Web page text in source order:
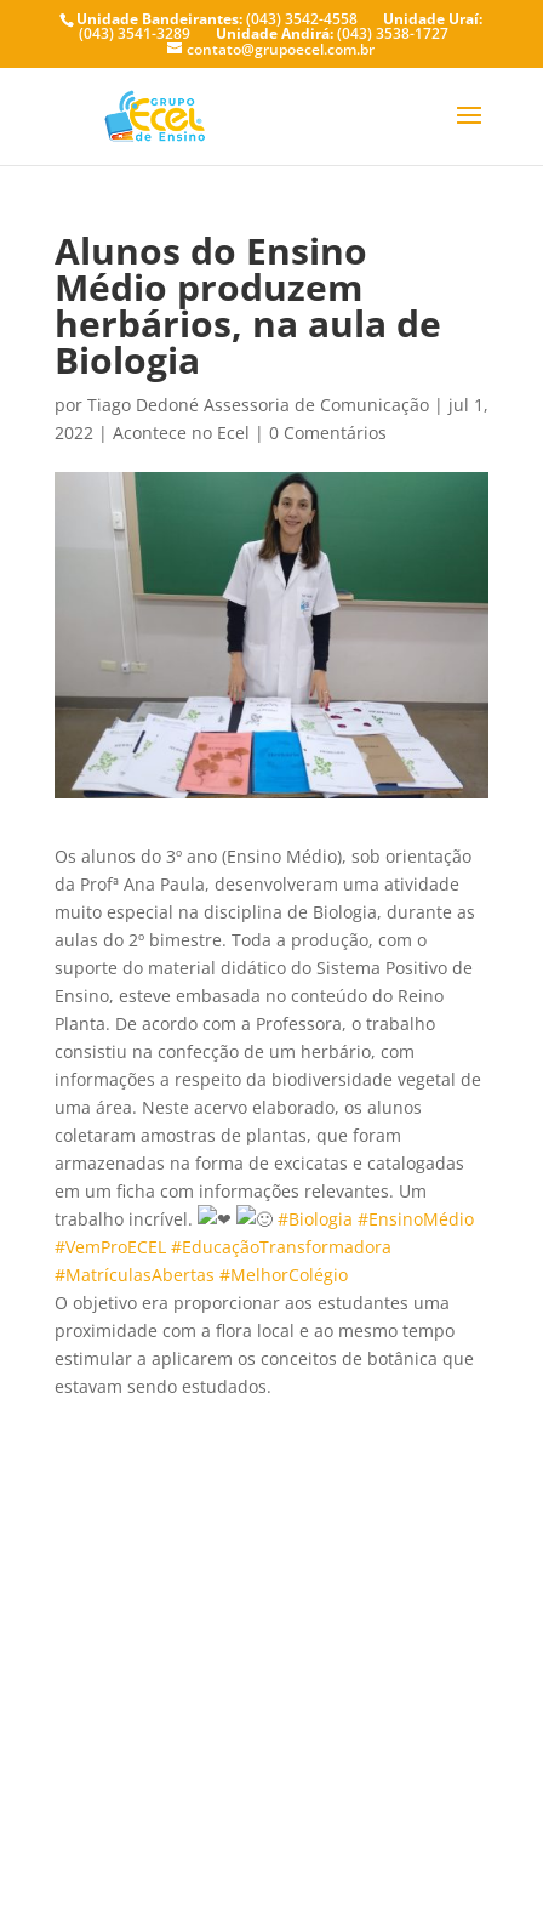
Unidade Bandeirantes:(043) 3542-4558 Unidade Uraí:
(043) 3541-3289 Unidade Andirá:(043) 3538-1727
contato@grupoecel.com.br
Alunos do Ensino
Médio produzem
herbários, na aula de
Biologia
por Tiago Dedoné Assessoria de Comunicação| jul 1,
2022| Acontece no Ecel | 0 Comentários
Os alunos do 3º ano (Ensino Médio), sob orientação
da Profª Ana Paula, desenvolveram uma atividade
muito especial na disciplina de Biologia, durante as
aulas do 2º bimestre. Toda a produção, com o
suporte do material didático do Sistema Positivo de
Ensino, esteve embasada no conteúdo do Reino
Planta. De acordo com a Professora, o trabalho
consistiu na confecção de um herbário, com
informações a respeito da biodiversidade vegetal de
uma área. Neste acervo elaborado, os alunos
coletaram amostras de plantas, que foram
armazenadas na forma de excicatas e catalogadas
em um ficha com informações relevantes. Um
trabalho incrível.
#Biologia #EnsinoMédio
#VemProECEL #EducaçãoTransformadora
#MatrículasAbertas #MelhorColégio
O objetivo era proporcionar aos estudantes uma
proximidade com a flora local e ao mesmo tempo
estimular a aplicarem os conceitos de botânica que
estavam sendo estudados.